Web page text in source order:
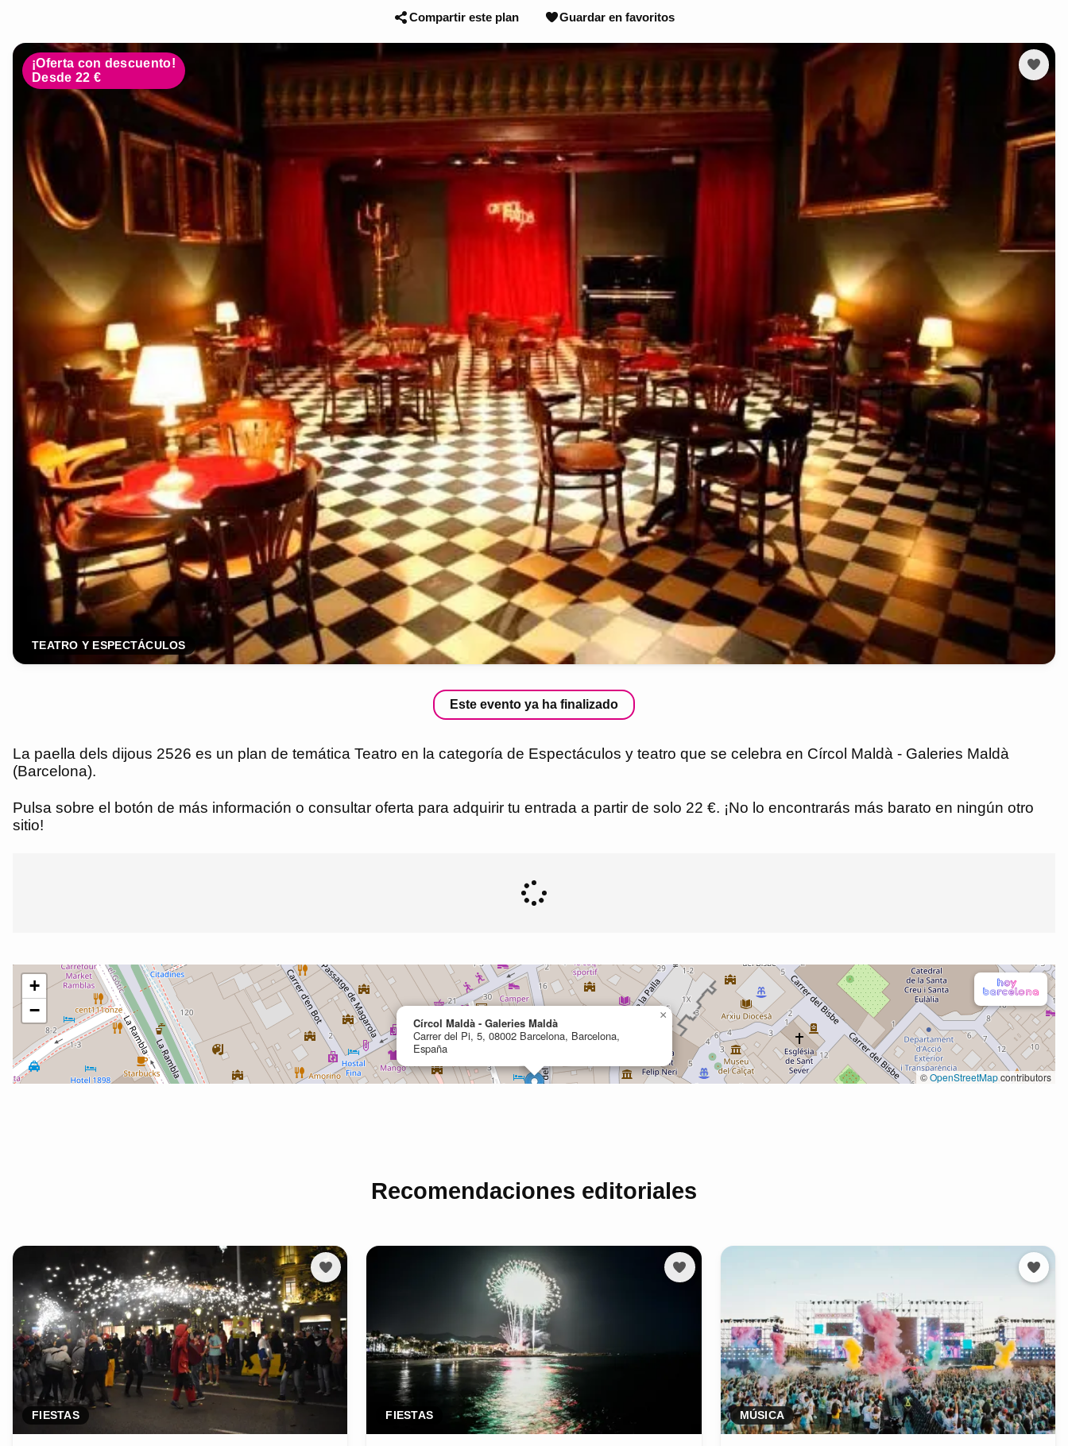
Compartir este plan Guardar en favoritos
¡Oferta con descuento!
Desde 22 €
TEATRO Y ESPECTÁCULOS
Este evento ya ha finalizado
La paella dels dijous 2526 es un plan de temática Teatro en la categoría de Espectáculos y teatro que se celebra en Círcol Maldà - Galeries Maldà
(Barcelona).
Pulsa sobre el botón de más información o consultar oferta para adquirir tu entrada a partir de solo 22 €. ¡No lo encontrarás más barato en ningún otro
sitio!
Recomendaciones editoriales
FIESTAS FIESTAS MÚSICA